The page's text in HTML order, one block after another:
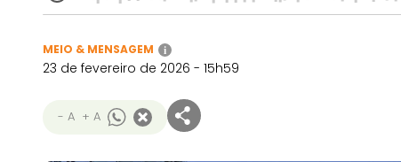
MEIO & MENSAGEM i
23 de fevereiro de 2026 - 15h59
- A + A